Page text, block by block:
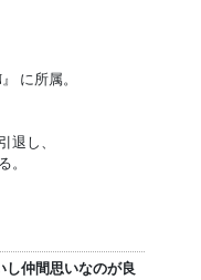
に所属。
退し、
。
し仲間思いなのが良